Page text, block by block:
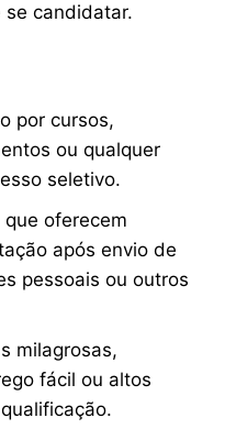
se candidatar.
por cursos,
ou qualquer
seletivo.
oferecem
após envio de
pessoais ou outros
milagrosas,
fácil ou altos